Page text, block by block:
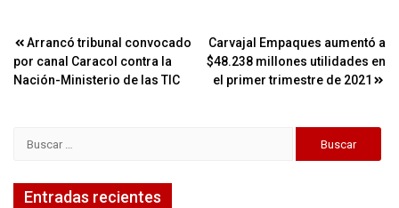
Navegación
de
Arrancó tribunal convocado
por canal Caracol contra la
Nación-Ministerio de las TIC
Carvajal Empaques aumentó a
$48.238 millones utilidades en
el primer trimestre de 2021
Entradas recientes